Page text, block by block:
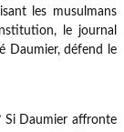
les musulmans
le journal
Daumier, défend le
Si Daumier affronte